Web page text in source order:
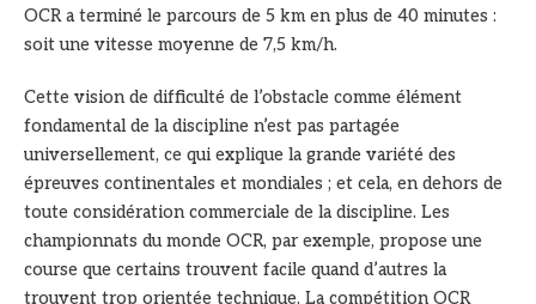
OCR a terminé le parcours de 5 km en plus de 40 minutes :
soit une vitesse moyenne de 7,5 km/h.
Cette vision de difficulté de l’obstacle comme élément
fondamental de la discipline n’est pas partagée
universellement, ce qui explique la grande variété des
épreuves continentales et mondiales ; et cela, en dehors de
toute considération commerciale de la discipline. Les
championnats du monde OCR, par exemple, propose une
course que certains trouvent facile quand d’autres la
trouvent trop orientée technique. La compétition OCR